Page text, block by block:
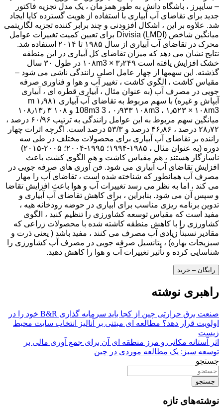
– سایپرز ، باشگاه دانش به طور همزمان ، یک مدل تجزیه فاکتور
جدید برای تقاضای آب آبیاری با استفاده از هویت گسترده کایا ایجاد
شد. علاوه بر این ، اشکال افزودنی و چند برابر کننده تجزیه لگاریتمی
میانگین شاخص Divisia (LMDI) برای تعیین کمیت تغییرات عوامل
محرک در تقاضای آب آبیاری از سال ۱۹۸۵ تا ۲۰۱۴ استفاده شد.
نتایج نشان می دهد که میزان تقاضای کل آبیاری در این منطقه
خشک افزایش یافته است ۳٫۲۴۹ × ۱۰۸m3 در طول ۳۰ سال
گذشته. این سهمها از چهار عامل اصلی رانندگی ناشی می شود –
مقیاس کاشت ، الگوی کاشت ، تغییر آب و هوا و فناوری صرفه
جویی در مصرف آب (به عنوان مثال ، آبیاری قطره ای ، آبیاری
آبپاش و غیره) با سهم مربوط به تقاضای آب آبیاری ۱٫۹۸۱ m
108m3 3 ، ۰٫۹۳۳ ۱۰۸m3 ، ۱٫۵۲۳ × ۱۰۸m3 و ۱۰۸ ۳ ۱۰۸٫۱۳٫
میانگین سهم مربوط به این عوامل رانندگی به ترتیب ۶۰/۹۶ درصد ،
۲۸٫۷۲ درصد ، ۴۶٫۸۶ درصد و ۵۳/۳ درصد است. اگرچه اثرات چهار
راننده بر تقاضای آب آبیاری برای محصولات مختلف در طی سه
دوره (به عنوان مثال ، ۱۹۸۵-۱۹۹۴؛ ۱۹۹۵-۲۰۰۴؛ ۲۰۰۵-۲۰۱۵)
ناسازگار هستند ، هم مقیاس کاشت و هم الگوی کشت باعث
افزایش تقاضای آب آبیاری می شود. فن آوری های صرفه جویی در
مصرف آب همانطور که شناخته شده است ، تقاضای آب را مهار
می کند ، اما به نظر می رسد تغییرات آب و هوا باعث افزایش تقاضا
و سپس آن می شود. بنابراین ، برای کاهش تقاضای آب آبیاری و
تدوین برنامه ریزی مناسب برای آبیاری در حوضه رودخانه هیه ،
مفید است که مقیاس توسعه کشاورزی را تنظیم کنید ، الگوی
کشاورزی را با کاهش منطقه کاشته شده با محصولات زراعی که
مقادیر نسبتاً زیادی آب مصرف می کنند ، مفید باشد ( یعنی ذرت و
سبزیجات بهاره) ، پتانسیل صرفه جویی در مصرف آب کشاورزی را
شناسایی کرده و تأثیر تغییرات آب و هوا را کاهش دهید.
رایگان – خرید
راهبری نوشته
صنعت برق حرارتی چین از کجا باید سرمایه گذاری B&R خود را در
اولویت قرار دهد؟ مطالعه ای مبتنی بر آنالیز انتخاب سایت محیط
زیست
اثر آستانه مکانی و مرز منطقه ای آن برای جمع آوری مالی بر
توسعه سبز: یک مطالعه موردی در چین
جستجو
جستجو
نوشته‌های تازه